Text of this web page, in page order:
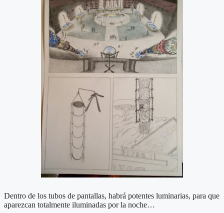
Dentro de los tubos de pantallas, habrá potentes luminarias, para que
aparezcan totalmente iluminadas por la noche…